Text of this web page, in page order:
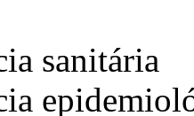
sanitária